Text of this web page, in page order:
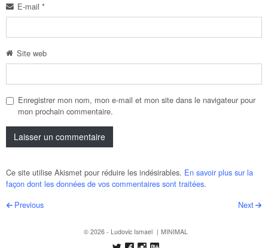
E-mail *
Site web
Enregistrer mon nom, mon e-mail et mon site dans le navigateur pour
mon prochain commentaire.
Ce site utilise Akismet pour réduire les indésirables. En savoir plus sur la
façon dont les données de vos commentaires sont traitées.
Post navigation
Previous Next
© 2026 - Ludovic Ismael MINIMAL